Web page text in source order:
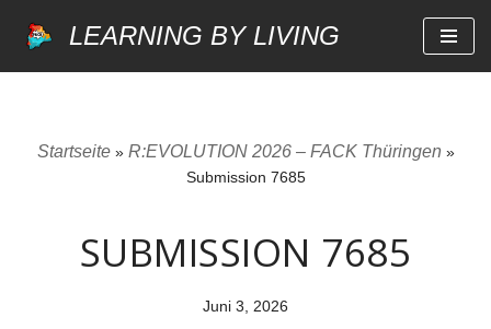
LEARNING BY LIVING
Startseite» R:EVOLUTION 2026 – FACK Thüringen »
Submission 7685
SUBMISSION 7685
Juni 3, 2026